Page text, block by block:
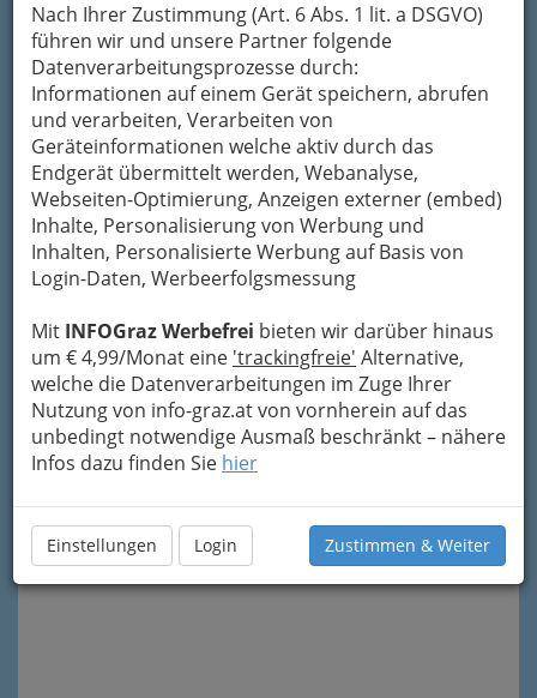
Nach Ihrer Zustimmung (Art. 6 Abs. 1 lit. a DSGVO)
führen wir und unsere Partner folgende
Datenverarbeitungsprozesse durch:
Informationen auf einem Gerät speichern, abrufen
und verarbeiten, Verarbeiten von
Geräteinformationen welche aktiv durch das
Endgerät übermittelt werden, Webanalyse,
Webseiten-Optimierung, Anzeigen externer (embed)
Inhalte, Personalisierung von Werbung und
Inhalten, Personalisierte Werbung auf Basis von
Login-Daten, Werbeerfolgsmessung
Mit INFOGraz Werbefrei bieten wir darüber hinaus
um € 4,99/Monat eine 'trackingfreie' Alternative,
welche die Datenverarbeitungen im Zuge Ihrer
Nutzung von info-graz.at von vornherein auf das
unbedingt notwendige Ausmaß beschränkt – nähere
Infos dazu finden Sie hier
Einstellungen Login Zustimmen & Weiter
Meine Email Adresse
Mein Betreff
Meine Nachricht
Meine Nachricht senden